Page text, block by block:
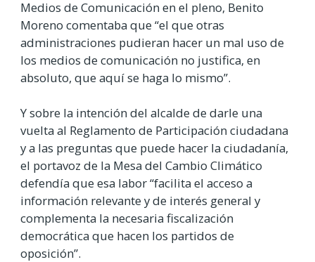
Medios de Comunicación en el pleno, Benito
Moreno comentaba que “el que otras
administraciones pudieran hacer un mal uso de
los medios de comunicación no justifica, en
absoluto, que aquí se haga lo mismo”.
Y sobre la intención del alcalde de darle una
vuelta al Reglamento de Participación ciudadana
y a las preguntas que puede hacer la ciudadanía,
el portavoz de la Mesa del Cambio Climático
defendía que esa labor “facilita el acceso a
información relevante y de interés general y
complementa la necesaria fiscalización
democrática que hacen los partidos de
oposición”.